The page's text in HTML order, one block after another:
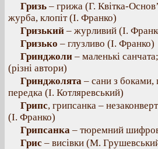
Гризь – грижа (Г. Квітка-
журба, клопіт (І. Франко)
Гризький – журливий (І.
Гризько – глузливо (І. Франко)
Гринджоли – маленькі
(різні автори)
Гринджолята – сани з
передка (І. Котляревський)
Грипс, грипсанка –
(І. Франко)
Грипсанка – тюремний
Грис – висівки (М.